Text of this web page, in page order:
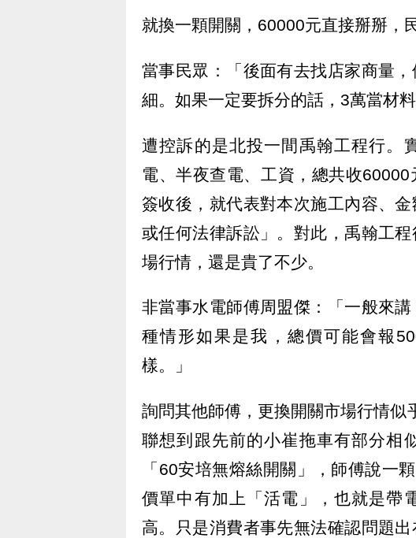
就換一顆開關，60000元直接掰掰，
當事民眾：「後面有去找店家商量
細。如果一定要拆分的話，3萬當材
遭控訴的是北投一間禹翰工程行。
電、半夜查電、工資，總共收
簽收後，就代表對本次施工內容、
或任何法律訴訟」。對此，禹翰工
場行情，還是貴了不少。
非當事水電師傅周盟傑：「一般來
種情形如果是我，總價可能會報
樣。」
詢問其他師傅，更換開關市場行情
聯想到跟先前的小崔拖車有部分相
「60安培無熔絲開關」，師傅說一
價單中有加上「活電」，也就是帶
高。只是消費者事先無法確認問題